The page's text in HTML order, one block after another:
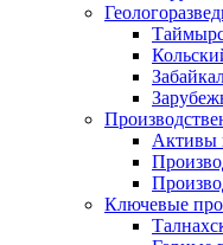
Активы
Ключевые